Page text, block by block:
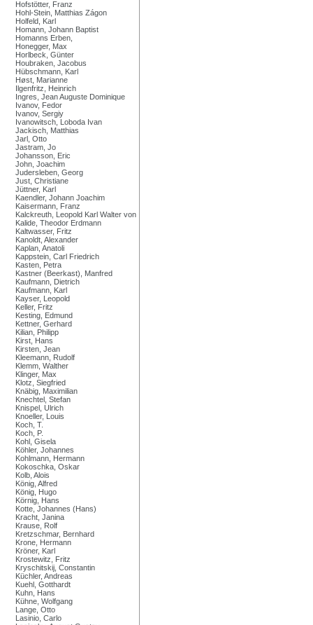
Hofstötter, Franz
Hohl-Stein, Matthias Zágon
Holfeld, Karl
Homann, Johann Baptist
Homanns Erben,
Honegger, Max
Horlbeck, Günter
Houbraken, Jacobus
Hübschmann, Karl
Høst, Marianne
Ilgenfritz, Heinrich
Ingres, Jean Auguste Dominique
Ivanov, Fedor
Ivanov, Sergiy
Ivanowitsch, Loboda Ivan
Jackisch, Matthias
Jarl, Otto
Jastram, Jo
Johansson, Eric
John, Joachim
Judersleben, Georg
Just, Christiane
Jüttner, Karl
Kaendler, Johann Joachim
Kaisermann, Franz
Kalckreuth, Leopold Karl Walter von
Kalide, Theodor Erdmann
Kaltwasser, Fritz
Kanoldt, Alexander
Kaplan, Anatoli
Kappstein, Carl Friedrich
Kasten, Petra
Kastner (Beerkast), Manfred
Kaufmann, Dietrich
Kaufmann, Karl
Kayser, Leopold
Keller, Fritz
Kesting, Edmund
Kettner, Gerhard
Kilian, Philipp
Kirst, Hans
Kirsten, Jean
Kleemann, Rudolf
Klemm, Walther
Klinger, Max
Klotz, Siegfried
Knäbig, Maximilian
Knechtel, Stefan
Knispel, Ulrich
Knoeller, Louis
Koch, T.
Koch, P.
Kohl, Gisela
Köhler, Johannes
Kohlmann, Hermann
Kokoschka, Oskar
Kolb, Alois
König, Alfred
König, Hugo
Körnig, Hans
Kotte, Johannes (Hans)
Kracht, Janina
Krause, Rolf
Kretzschmar, Bernhard
Krone, Hermann
Kröner, Karl
Krostewitz, Fritz
Kryschitskij, Constantin
Küchler, Andreas
Kuehl, Gotthardt
Kuhn, Hans
Kühne, Wolfgang
Lange, Otto
Lasinio, Carlo